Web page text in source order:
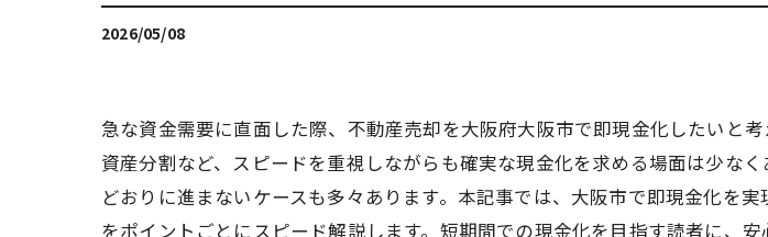
2026/05/08
急な資金需要に直面した際、不動産売却を大阪府大阪市で即現金化したいと
資産分割など、スピードを重視しながらも確実な現金化を求める場面は少な
どおりに進まないケースも多々あります。本記事では、大阪市で即現金化を
をポイントごとにスピード解説します。短期間での現金化を目指す読者に、